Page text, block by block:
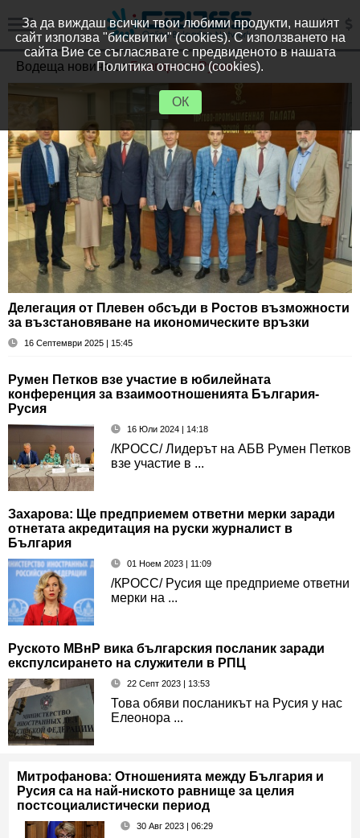
Водещa новинa отБългария - Русия
Делегация от Плевен обсъди в Ростов възможности
за възстановяване на икономическите връзки
16 Септември 2025 | 15:45
Румен Петков взе участие в юбилейната
конференция за взаимоотношенията България-
Русия
16 Юли 2024 | 14:18
/КРОСС/ Лидерът на АБВ Румен Петков
взе участие в ...
Захарова: Ще предприемем ответни мерки заради
отнетата акредитация на руски журналист в
България
01 Ноем 2023 | 11:09
/КРОСС/ Русия ще предприеме ответни
мерки на ...
Руското МВнР вика българския посланик заради
експулсирането на служители в РПЦ
22 Септ 2023 | 13:53
Това обяви посланикът на Русия у нас
Елеонора ...
Митрофанова: Отношенията между България и
Русия са на най-ниското равнище за целия
постсоциалистически период
30 Авг 2023 | 06:29
За да виждаш всички твои любими продукти, нашият
сайт използва "бисквитки" (cookies). С използването на
сайта Вие се съгласявате с предвиденото в нашата
Политика относно (cookies).
ОК